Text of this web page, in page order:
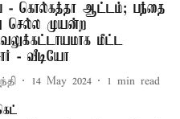
- கொல்கத்தா ஆட்டம்; பந்தை
செல்ல முயன்ற
மீட்ட
- வீடியோ
14 May 2024 1 min read